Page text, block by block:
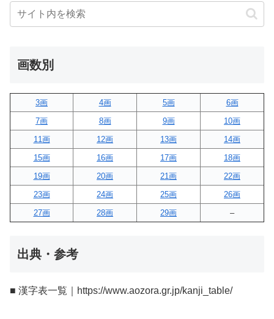
画数別
3画 4画 5画
6画
7画
8画 9画
10画
11画
12画 13画
14画
15画
16画 17画
18画
19画
20画 21画
22画
23画
24画 25画
26画
27画
28画 29画 –
出典・参考
■ 漢字表一覧｜https://www.aozora.gr.jp/kanji_table/